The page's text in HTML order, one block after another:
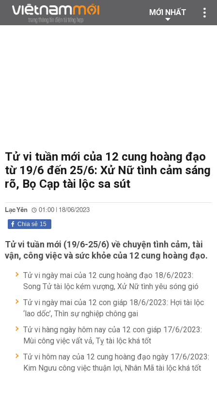
MỚI NHẤT
Tử vi tuần mới của 12 cung hoàng đạo
từ 19/6 đến 25/6: Xử Nữ tình cảm sáng
rõ, Bọ Cạp tài lộc sa sút
Lạc Yên 01:00 | 18/06/2023
15
Chia sẻ
Tử vi tuần mới (19/6-25/6) về chuyện tình cảm, tài
vận, công việc và sức khỏe của 12 cung hoàng đạo.
Tử vi ngày mai của 12 cung hoàng đạo 18/6/2023:
Song Tử tài lộc kém vượng, Xử Nữ tình yêu sóng gió
Tử vi ngày mai của 12 con giáp 18/6/2023: Hợi tài lộc
‘lao dốc’, Thìn sự nghiệp chông gai
Tử vi hàng ngày hôm nay của 12 con giáp 17/6/2023:
Mùi công việc vất vả, Tỵ tài lộc khá tốt
Tử vi hôm nay của 12 cung hoàng đạo ngày 17/6/2023:
Kim Ngưu công việc thuận lợi, Nhân Mã tài lộc khá tốt